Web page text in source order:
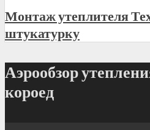
Монтаж утеплителя
штукатурку
Аэрообзор
короед